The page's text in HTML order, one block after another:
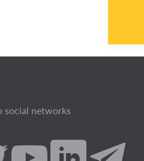
social networks